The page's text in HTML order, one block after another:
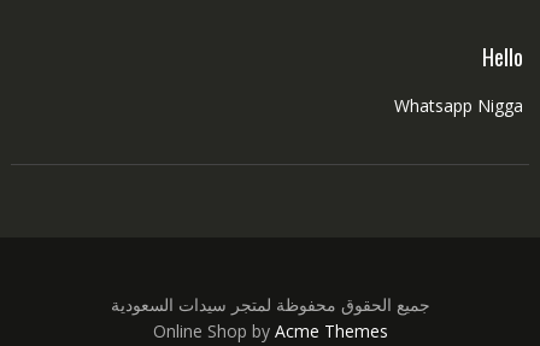
Hello
Whatsapp Nigga
جميع الحقوق محفوظة لمتجر سيدات السعودية
Online Shop by Acme Themes